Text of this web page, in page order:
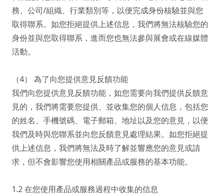
務、公司/組織、行業類別等，以便完成身份核驗並與您
取得聯系。如您拒絕提供上述信息，我們將無法核驗您的
身份並與您取得聯系，進而您也無法參與展會或在線媒體
活動。
（4） 為了向您提供意見反饋功能
我們向您提供意見反饋功能，如您需要向我們提供反饋意
見的，我們將需要您提供、並收集您的個人信息，包括您
的姓名、手機號碼、電子郵箱、地址以及您的意見，以便
我們及時與您聯系並向您反饋意見處理結果。如您拒絕提
供上述信息，我們將無法及時了解並響應您的意見或請
求，但不會影響您使用相關產品或服務的基本功能。
1.2 在您使用產品或服務過程中收集的信息